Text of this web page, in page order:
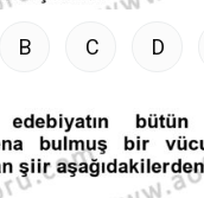
B C D